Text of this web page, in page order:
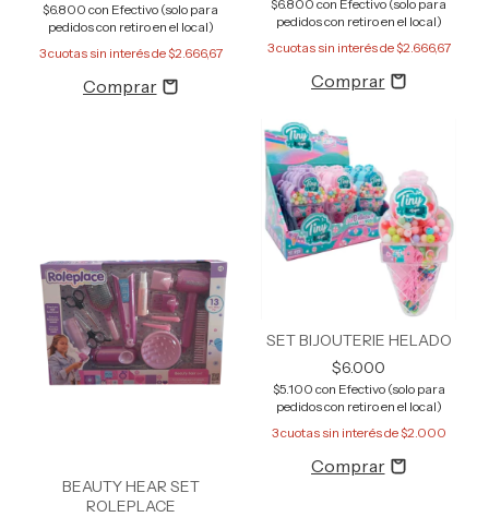
$6.800 con Efectivo (solo para
pedidos con retiro en el local)
3cuotas sin interés de$2.666,67
$6.800 con Efectivo (solo para
pedidos con retiro en el local)
3cuotas sin interés de$2.666,67
BEAUTY HEAR SET
ROLEPLACE
SET BIJOUTERIE HELADO
$6.000
$5.100 con Efectivo (solo para
pedidos con retiro en el local)
3cuotas sin interés de$2.000